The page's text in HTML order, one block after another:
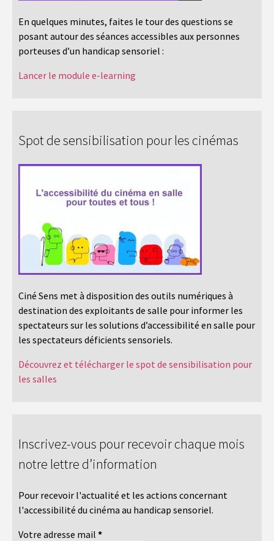
En quelques minutes, faites le tour des questions se
posant autour des séances accessibles aux personnes
porteuses d’un handicap sensoriel :
Lancer le module e-learning
Spot de sensibilisation pour les cinémas
Ciné Sens met à disposition des outils numériques à
destination des exploitants de salle pour informer les
spectateurs sur les solutions d’accessibilité en salle pour
les spectateurs déficients sensoriels.
Découvrez et télécharger le spot de sensibilisation pour
les salles
Inscrivez-vous pour recevoir chaque mois
notre lettre d’information
Pour recevoir l'actualité et les actions concernant
l'accessibilité du cinéma au handicap sensoriel.
Votre adresse mail *